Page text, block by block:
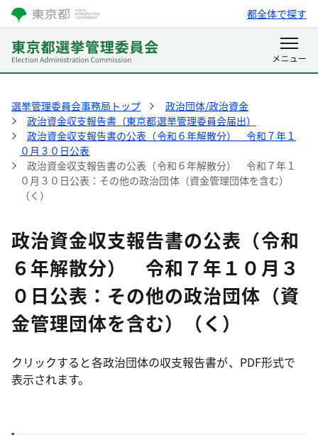
都全体で探す
選挙管理委員会事務局トップ
政治団体/政治資金
政治資金収支報告書（東京都選挙管理委員会届出）
政治資金収支報告書の公表（令和６年解散分） 令和７年１
０月３０日公表
政治資金収支報告書の公表（令和６年解散分） 令和７年１
０月３０日公表：その他の政治団体（資金管理団体を含む）
（く）
政治資金収支報告書の公表（令和
６年解散分） 令和７年１０月３
０日公表：その他の政治団体（資
金管理団体を含む）（く）
クリックすると各政治団体の収支報告書が、PDF形式で
表示されます。